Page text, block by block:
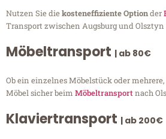
Nutzen Sie diekosteneffiziente Optionder
Transport zwischen Augsburg und Olsztyn
Möbeltransport | ab 80€
Ob ein einzelnes Möbelstück oder
Möbel sicher beim Möbeltransportnach
Klaviertransport | ab 200€